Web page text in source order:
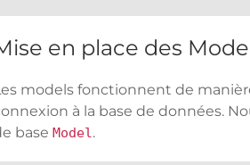
en place des
models fonctionnent de
à la base de données.
base Model.